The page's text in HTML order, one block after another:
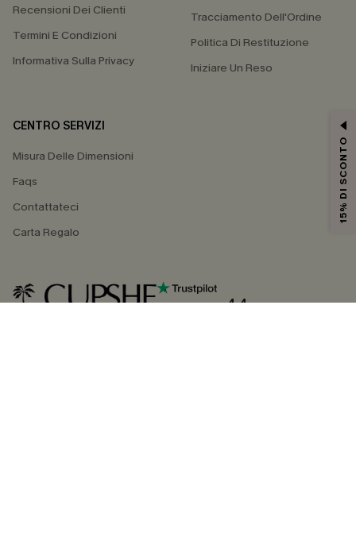
Recensioni Dei Clienti
Termini E Condizioni
Informativa Sulla Privacy
Tracciamento Dell'Ordine
Politica Di Restituzione
Iniziare Un Reso
CENTRO SERVIZI
Misura Delle Dimensioni
Faqs
Contattateci
Carta Regalo
4.4
15% DI SCONTO